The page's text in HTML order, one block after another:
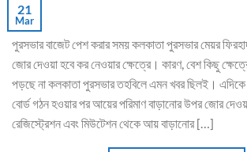
21
Mar
পুরসভার বাজেট পেশ করার সময় কলকাতা পুরসভার মেয়র
জোর দেওয়া হবে কর নেওয়ার ক্ষেত্রে। কারণ, বেশ কিছু
পড়ছে না কলকাতা পুরসভার তহবিলে এমন খবর ছিলই।
বোর্ড গঠন হওয়ার পর আয়ের পরিমাণ বাড়ানোর উপর জোর
রেজিস্ট্রেশন এবং মিউটেশন থেকে আয় বাড়ানোর […]